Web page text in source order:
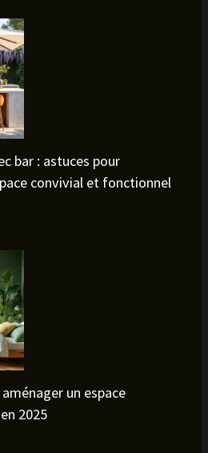
bar : astuces pour
convivial et fonctionnel
un espace
2025